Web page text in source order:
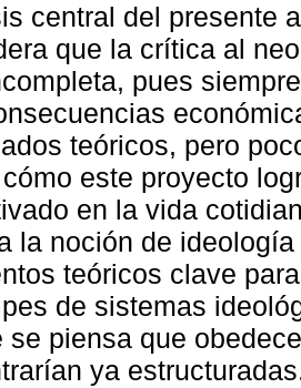
central del presente
que la crítica al
pues
teóricos, pero
este proyecto
en la vida
la noción de
teóricos clave
de sistemas
se piensa que
ya